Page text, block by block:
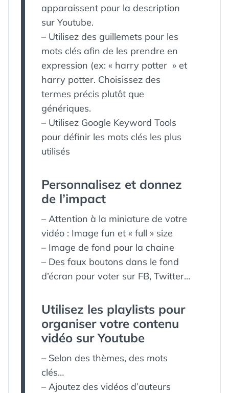
apparaissent pour la description
sur Youtube.
– Utilisez des guillemets pour les
mots clés afin de les prendre en
expression (ex: « harry potter » et
harry potter. Choisissez des
termes précis plutôt que
génériques.
– Utilisez Google Keyword Tools
pour définir les mots clés les plus
utilisés
Personnalisez et donnez
de l’impact
– Attention à la miniature de votre
vidéo : Image fun et « full » size
– Image de fond pour la chaine
– Des faux boutons dans le fond
d’écran pour voter sur FB, Twitter…
Utilisez les playlists pour
organiser votre contenu
vidéo sur Youtube
– Selon des thèmes, des mots
clés…
– Ajoutez des vidéos d’auteurs